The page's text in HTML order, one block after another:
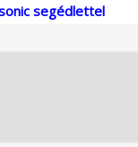
segédlettel